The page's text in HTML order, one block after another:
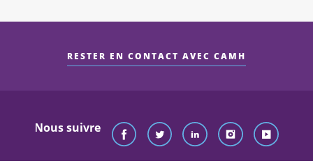
RESTER EN CONTACT AVEC CAMH
Nous suivre